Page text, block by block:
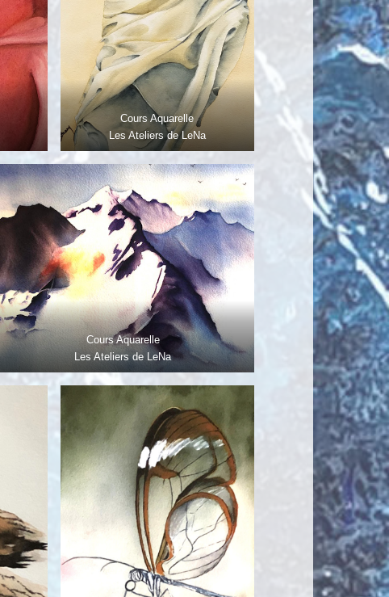
Cours Aquarelle
Les Ateliers de LeNa
Cours Aquarelle
Les Ateliers de LeNa